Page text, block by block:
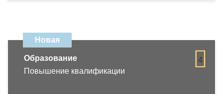
Новая
4
Образование
Повышение квалификации